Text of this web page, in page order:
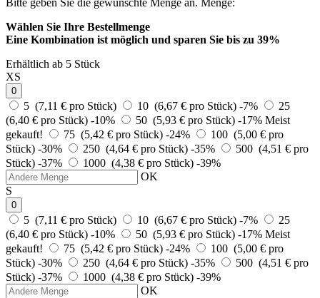
Bitte geben Sie die gewünschte Menge an. Menge:
Wählen Sie Ihre Bestellmenge
Eine Kombination ist möglich und sparen Sie bis zu 39%
Erhältlich ab 5 Stück
XS
0
5 (7,11 € pro Stück) 10 (6,67 € pro Stück) -7%
25
(6,40 € pro Stück) -10% 50 (5,93 € pro Stück) -17% Meist
gekauft!
75 (5,42 € pro Stück) -24%
100 (5,00 € pro
Stück) -30% 250 (4,64 € pro Stück) -35%
500 (4,51 € pro
Stück) -37% 1000 (4,38 € pro Stück) -39%
OK
S
0
5 (7,11 € pro Stück) 10 (6,67 € pro Stück) -7%
25
(6,40 € pro Stück) -10% 50 (5,93 € pro Stück) -17% Meist
gekauft!
75 (5,42 € pro Stück) -24%
100 (5,00 € pro
Stück) -30% 250 (4,64 € pro Stück) -35%
500 (4,51 € pro
Stück) -37% 1000 (4,38 € pro Stück) -39%
OK